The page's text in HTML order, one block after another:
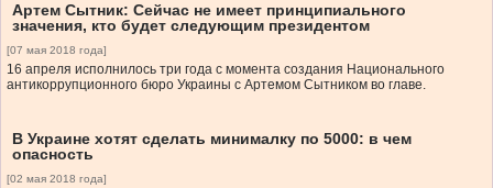
Артем Сытник: Сейчас не имеет принципиального
значения, кто будет следующим президентом
[07 мая 2018 года]
16 апреля исполнилось три года с момента создания Национального
антикоррупционного бюро Украины с Артемом Сытником во главе.
В Украине хотят сделать минималку по 5000: в чем
опасность
[02 мая 2018 года]